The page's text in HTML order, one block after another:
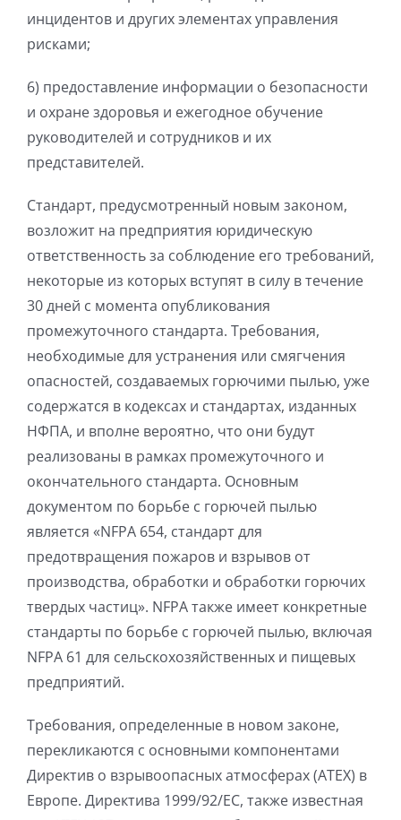
инцидентов и других элементах управления
рисками;
6) предоставление информации о безопасности
и охране здоровья и ежегодное обучение
руководителей и сотрудников и их
представителей.
Стандарт, предусмотренный новым законом,
возложит на предприятия юридическую
ответственность за соблюдение его требований,
некоторые из которых вступят в силу в течение
30 дней с момента опубликования
промежуточного стандарта. Требования,
необходимые для устранения или смягчения
опасностей, создаваемых горючими пылью, уже
содержатся в кодексах и стандартах, изданных
НФПА, и вполне вероятно, что они будут
реализованы в рамках промежуточного и
окончательного стандарта. Основным
документом по борьбе с горючей пылью
является «NFPA 654, стандарт для
предотвращения пожаров и взрывов от
производства, обработки и обработки горючих
твердых частиц». NFPA также имеет конкретные
стандарты по борьбе с горючей пылью, включая
NFPA 61 для сельскохозяйственных и пищевых
предприятий.
Требования, определенные в новом законе,
перекликаются с основными компонентами
Директив о взрывоопасных атмосферах (ATEX) в
Европе. Директива 1999/92/EC, также известная